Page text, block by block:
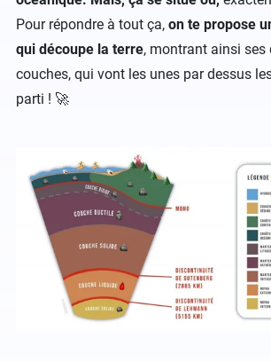
Pour répondre à tout ça, on te propose
qui découpe la terre, montrant ainsi ses
couches, qui vont les unes par dessus
parti ! 🚀